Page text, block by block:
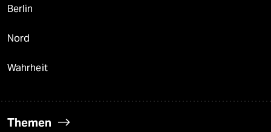
Berlin
Nord
Wahrheit
Themen